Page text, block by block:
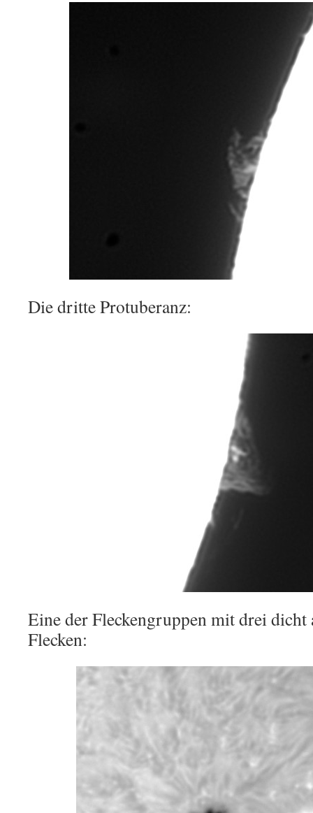
Die dritte Protuberanz:
Eine der Fleckengruppen mit drei dicht
Flecken: